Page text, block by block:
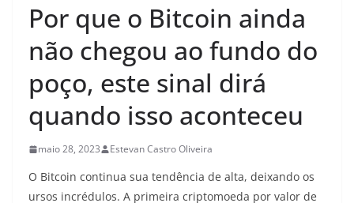
Por que o Bitcoin ainda
não chegou ao fundo do
poço, este sinal dirá
quando isso aconteceu
maio 28, 2023 Estevan Castro Oliveira
O Bitcoin continua sua tendência de alta, deixando os
ursos incrédulos. A primeira criptomoeda por valor de